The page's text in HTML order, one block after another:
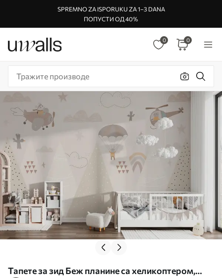
SPREMNO ZA ISPORUKU ZA 1–3 DANA
ПОПУСТИ ОД 40%
0 0
Тапете за зид Беж планине са хеликоптером,